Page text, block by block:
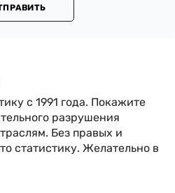
с 1991 года. Покажите
разрушения
Без правых и
статистику. Желательно в